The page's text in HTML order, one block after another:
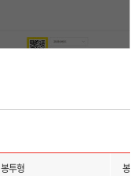
봉투형 봉